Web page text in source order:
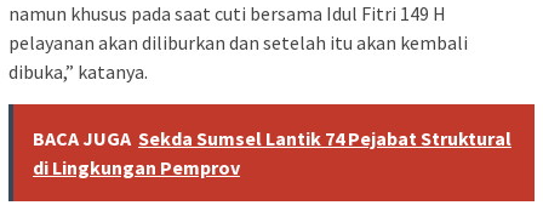
namun khusus pada saat cuti bersama Idul Fitri 149 H
pelayanan akan diliburkan dan setelah itu akan kembali
dibuka,” katanya.
BACA JUGA Sekda Sumsel Lantik 74 Pejabat Struktural
di Lingkungan Pemprov